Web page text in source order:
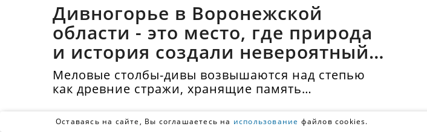
Дивногорье в Воронежской
области - это место, где природа
и история создали невероятный
синтез
Меловые столбы-дивы возвышаются над степью
как древние стражи, хранящие память
Оставаясь на сайте, Вы соглашаетесь на использование файлов cookies.